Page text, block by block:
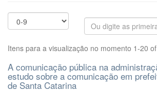
Itens para a visualização no momento 1-20
A comunicação pública na
estudo sobre a comunicação em
de Santa Catarina